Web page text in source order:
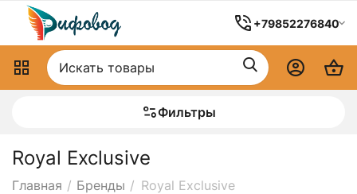
+79852276840
Фильтры
Royal Exclusive
Главная / Бренды / Royal Exclusive